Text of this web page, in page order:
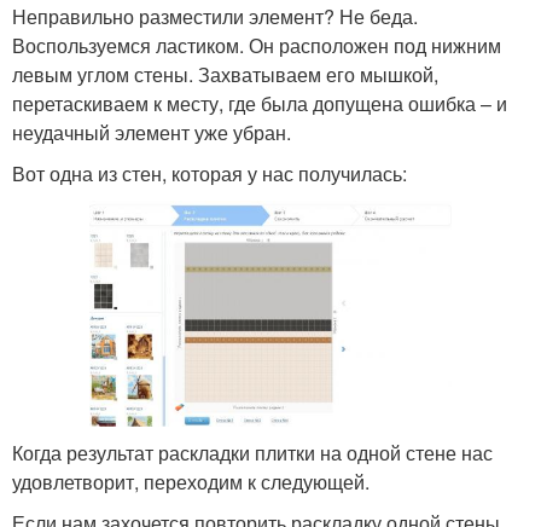
Неправильно разместили элемент? Не беда.
Воспользуемся ластиком. Он расположен под нижним
левым углом стены. Захватываем его мышкой,
перетаскиваем к месту, где была допущена ошибка – и
неудачный элемент уже убран.
Вот одна из стен, которая у нас получилась:
Когда результат раскладки плитки на одной стене нас
удовлетворит, переходим к следующей.